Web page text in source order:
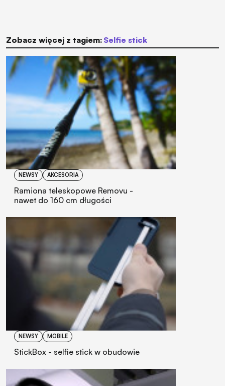
Zobacz więcej z tagiem: selfie stick
NEWSY AKCESORIA
Ramiona teleskopowe Removu -
nawet do 160 cm długości
NEWSY MOBILE
StickBox - selfie stick w obudowie